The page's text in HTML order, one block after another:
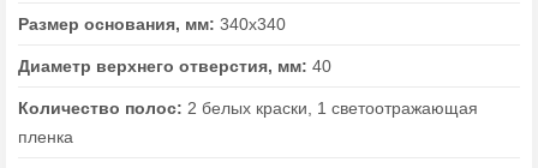
Размер основания, мм: 340х340
Диаметр верхнего отверстия, мм: 40
Количество полос: 2 белых краски, 1 светоотражающая
пленка